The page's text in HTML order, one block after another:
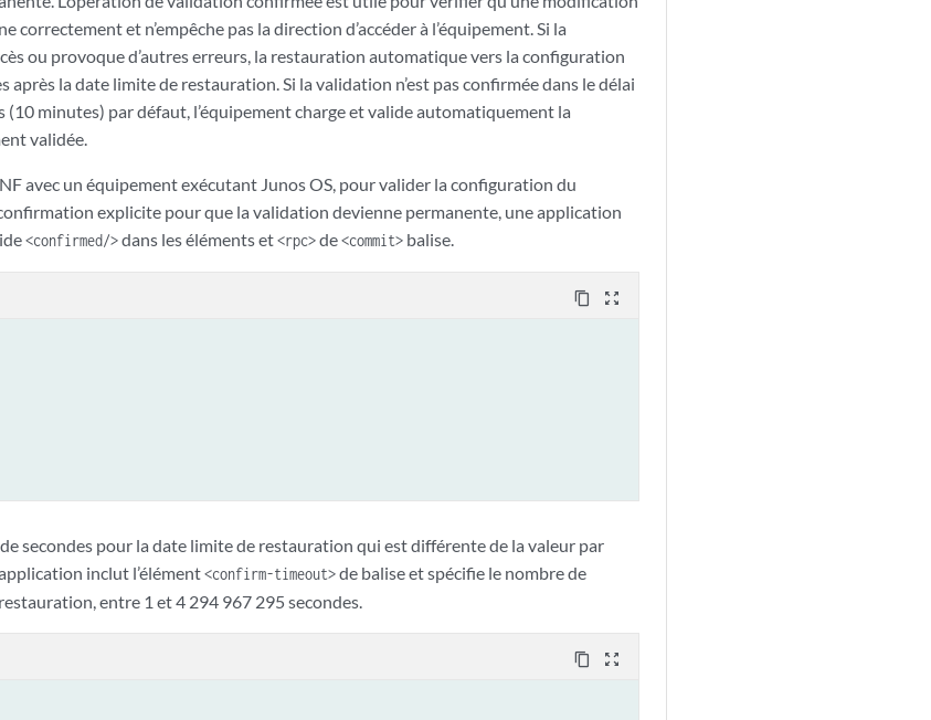
et n’empêche pas la direction d’accéder à l’équipement. Si la
ou provoque d’autres erreurs, la restauration automatique vers la configuration
après la date limite de restauration. Si la validation n’est pas confirmée dans le délai
(10 minutes) par défaut, l’équipement charge et valide automatiquement la
validée.
avec un équipement exécutant Junos OS, pour valider la configuration du
explicite pour que la validation devienne permanente, une application
<confirmed/>dans les éléments et<rpc>de<commit> balise.
content_copy zoom_out_map
secondes pour la date limite de restauration qui est différente de la valeur par
inclut l’élément<confirm-timeout>de balise et spécifie le nombre de
entre 1 et 4 294 967 295 secondes.
content_copy zoom_out_map